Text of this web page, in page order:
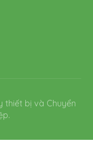
thiết bị và Chuyển